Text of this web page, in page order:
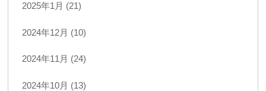
2025年1月 (21)
2024年12月 (10)
2024年11月 (24)
2024年10月 (13)